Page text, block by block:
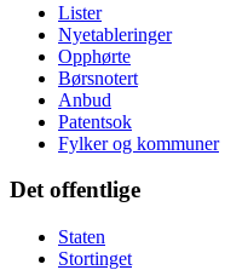
Lister
Nyetableringer
Opphørte
Børsnotert
Anbud
Patentsok
Fylker og kommuner
Det offentlige
Staten
Stortinget